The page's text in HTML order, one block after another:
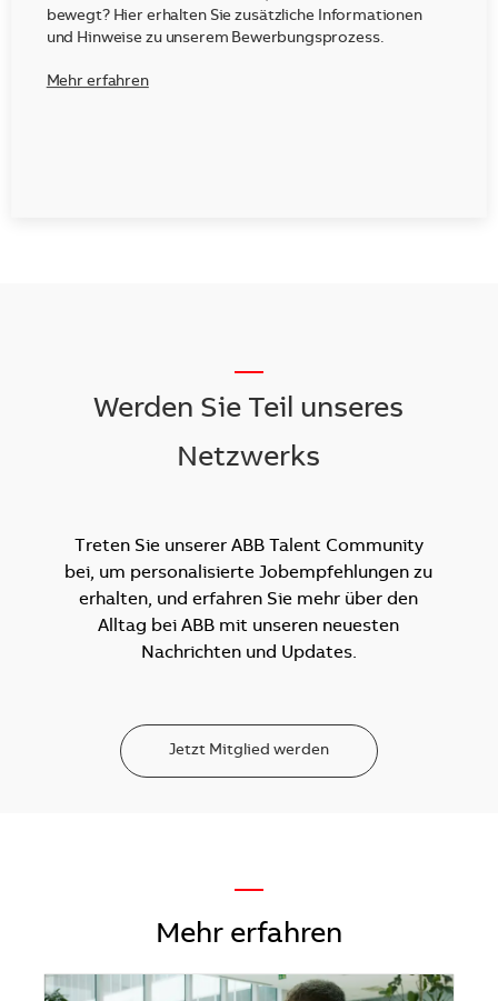
bewegt? Hier erhalten Sie zusätzliche Informationen
und Hinweise zu unserem Bewerbungsprozess.
Mehr erfahren
Werden Sie Teil unseres
Netzwerks
Treten Sie unserer ABB Talent Community
bei, um personalisierte Jobempfehlungen zu
erhalten, und erfahren Sie mehr über den
Alltag bei ABB mit unseren neuesten
Nachrichten und Updates.
Jetzt Mitglied werden
—
Mehr erfahren